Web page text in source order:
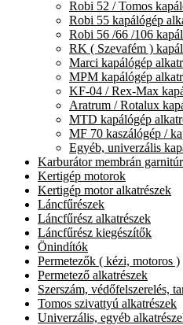
Robi 52 / Tomos
Robi 55 kapálógép
Robi 56 /66 /106
RK ( Szevafém )
Marci kapálógép
MPM kapálógép
KF-04 / Rex-Max
Aratrum / Rotalux
MTD kapálógép
MF 70 kaszálógép /
Egyéb, univerzális
Karburátor membrán
Kertigép motorok
Kertigép motor alkatrészek
Láncfűrészek
Láncfűrész alkatrészek
Láncfűrész kiegészítők
Önindítók
Permetezők ( kézi, motoros )
Permetező alkatrészek
Szerszám, védőfelszerelés,
Tomos szivattyú alkatrészek
Univerzális, egyéb